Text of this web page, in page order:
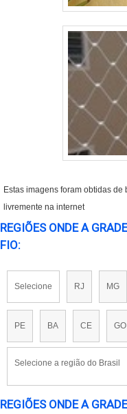
Estas imagens foram obtidas
livremente na internet
REGIÕES ONDE A
FIO:
Selecione RJ MG
PE BA CE
Selecione a região do Brasil
REGIÕES ONDE A